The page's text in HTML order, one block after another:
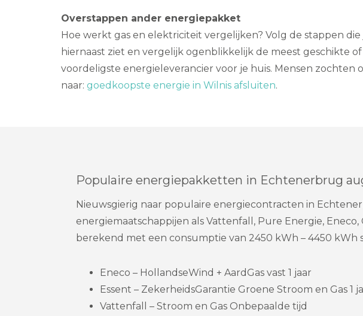
Overstappen ander energiepakket
Hoe werkt gas en elektriciteit vergelijken? Volg de stappen die
hiernaast ziet en vergelijk ogenblikkelijk de meest geschikte of
voordeligste energieleverancier voor je huis. Mensen zochten
naar: goedkoopste energie in Wilnis afsluiten.
Populaire energiepakketten in Echtenerbrug
Nieuwsgierig naar populaire energiecontracten in
energiemaatschappijen als Vattenfall, Pure Energie,
berekend met een consumptie van 2450 kWh – 4450 kWh
Eneco – HollandseWind + AardGas vast 1 jaar
Essent – ZekerheidsGarantie Groene Stroom en Gas 1
Vattenfall – Stroom en Gas Onbepaalde tijd